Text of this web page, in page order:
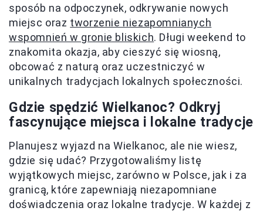
sposób na odpoczynek, odkrywanie nowych
miejsc oraz tworzenie niezapomnianych
wspomnień w gronie bliskich. Długi weekend to
znakomita okazja, aby cieszyć się wiosną,
obcować z naturą oraz uczestniczyć w
unikalnych tradycjach lokalnych społeczności.
Gdzie spędzić Wielkanoc? Odkryj
fascynujące miejsca i lokalne tradycje
Planujesz wyjazd na Wielkanoc, ale nie wiesz,
gdzie się udać? Przygotowaliśmy listę
wyjątkowych miejsc, zarówno w Polsce, jak i za
granicą, które zapewniają niezapomniane
doświadczenia oraz lokalne tradycje. W każdej z